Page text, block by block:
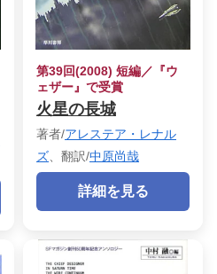
第39回(2008) 短編／『ウ
ェザー』で受賞
火星の長城
著者/アレステア・レナル
ズ 、翻訳/中原尚哉
詳細を見る